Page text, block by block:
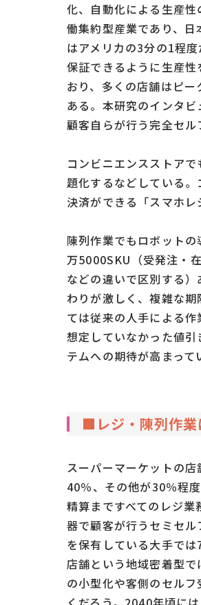
化、自動化による生産
働集約型産業であり、
はアメリカの3分の1程
保証できるように生産
おり、多くの店舗はピ
ある。本研究のインタ
顧客自らが行う完全セル
コンビニエンスストア
題化するなどしている
決済ができる「スマホレ
陳列作業でもロボット
万5000SKU（受発注・
などの違いで区別する
わりが激しく、複雑な
ては従来の人手による
想定していなかった値
テムへの期待が高まって
■レジ・陳列作業
スーパーマーケットの
40％、その他が30％程
精算まですべてのレジ
器で顧客が行うセミセ
を保有している大手で
店舗という地域密着型
の小型化や客側のセル